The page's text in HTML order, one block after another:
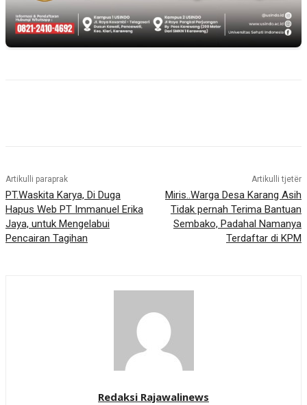
Artikulli paraprak
PT.Waskita Karya, Di Duga
Hapus Web PT Immanuel Erika
Jaya, untuk Mengelabui
Pencairan Tagihan
Artikulli tjetër
Miris..Warga Desa Karang Asih
Tidak pernah Terima Bantuan
Sembako, Padahal Namanya
Terdaftar di KPM
Redaksi Rajawalinews